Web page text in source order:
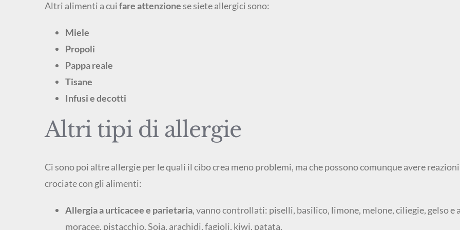
Altri alimenti a cuifare attenzionese siete allergici sono:
Miele
Propoli
Pappa reale
Tisane
Infusi e decotti
Altri tipi di allergie
Ci sono poi altre allergie per le quali il cibo crea meno problemi, ma che possono comunque avere reazioni
crociate con gli alimenti:
Allergia a urticacee e parietaria, vanno controllati: piselli, basilico, limone, melone, ciliegie, gelso e
moracee, pistacchio. Soia, arachidi, fagioli, kiwi, patata.